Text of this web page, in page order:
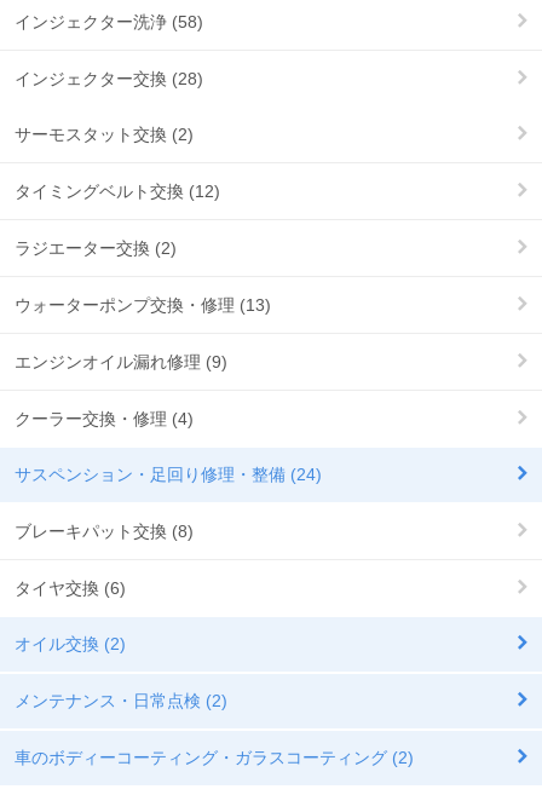
インジェクター洗浄 (58)
インジェクター交換 (28)
サーモスタット交換 (2)
タイミングベルト交換 (12)
ラジエーター交換 (2)
ウォーターポンプ交換・修理 (13)
エンジンオイル漏れ修理 (9)
クーラー交換・修理 (4)
サスペンション・足回り修理・整備 (24)
ブレーキパット交換 (8)
タイヤ交換 (6)
オイル交換 (2)
メンテナンス・日常点検 (2)
車のボディーコーティング・ガラスコーティング (2)